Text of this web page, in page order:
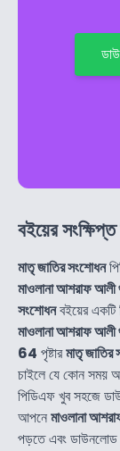
বইয়ের সংক্ষিপ্ত
মাতৃ জাতির সংশোধন
মাওলানা আশরাফ আলী
সংশোধনবইয়ের
মাওলানা আশরাফ আলী
64 পৃষ্টারমাতৃ জাতির
চাইলে যে কোন সময়
পিডিএফ খুব সহজে
আপনেমাওলানা
পড়তে এবং ডাউনলোড